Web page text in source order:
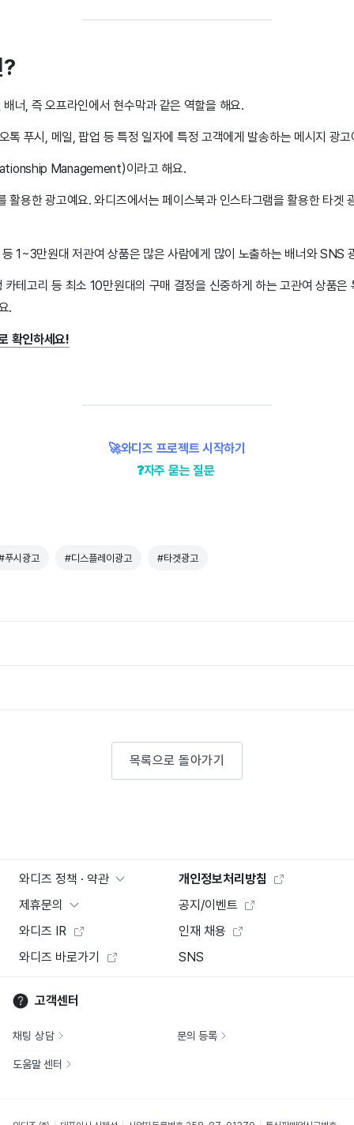
너, 즉 오프라인에서 현수막과 같은 역할을 해요.
톡 푸시, 메일, 팝업 등 특정 일자에 특정 고객에게 발송하는 메시지 광
Management)이라고 해요.
활용한 광고예요. 와디즈에서는 페이스북과 인스타그램을 활용한 타겟
1~3만원대 저관여 상품은 많은 사람에게 많이 노출하는 배너와 SNS
테고리 등 최소 10만원대의 구매 결정을 신중하게 하는 고관여 상품은
.
확인하세요!
🚀와디즈 프로젝트 시작하기
❓자주 묻는 질문
푸시광고 #디스플레이광고 #타겟광고
목록으로 돌아가기
와디즈 정책 · 약관
개인정보처리방침
제휴문의
공지/이벤트
와디즈 IR
인재 채용
와디즈 바로가기
SNS
고객센터
채팅 상담 문의 등록
도움말 센터